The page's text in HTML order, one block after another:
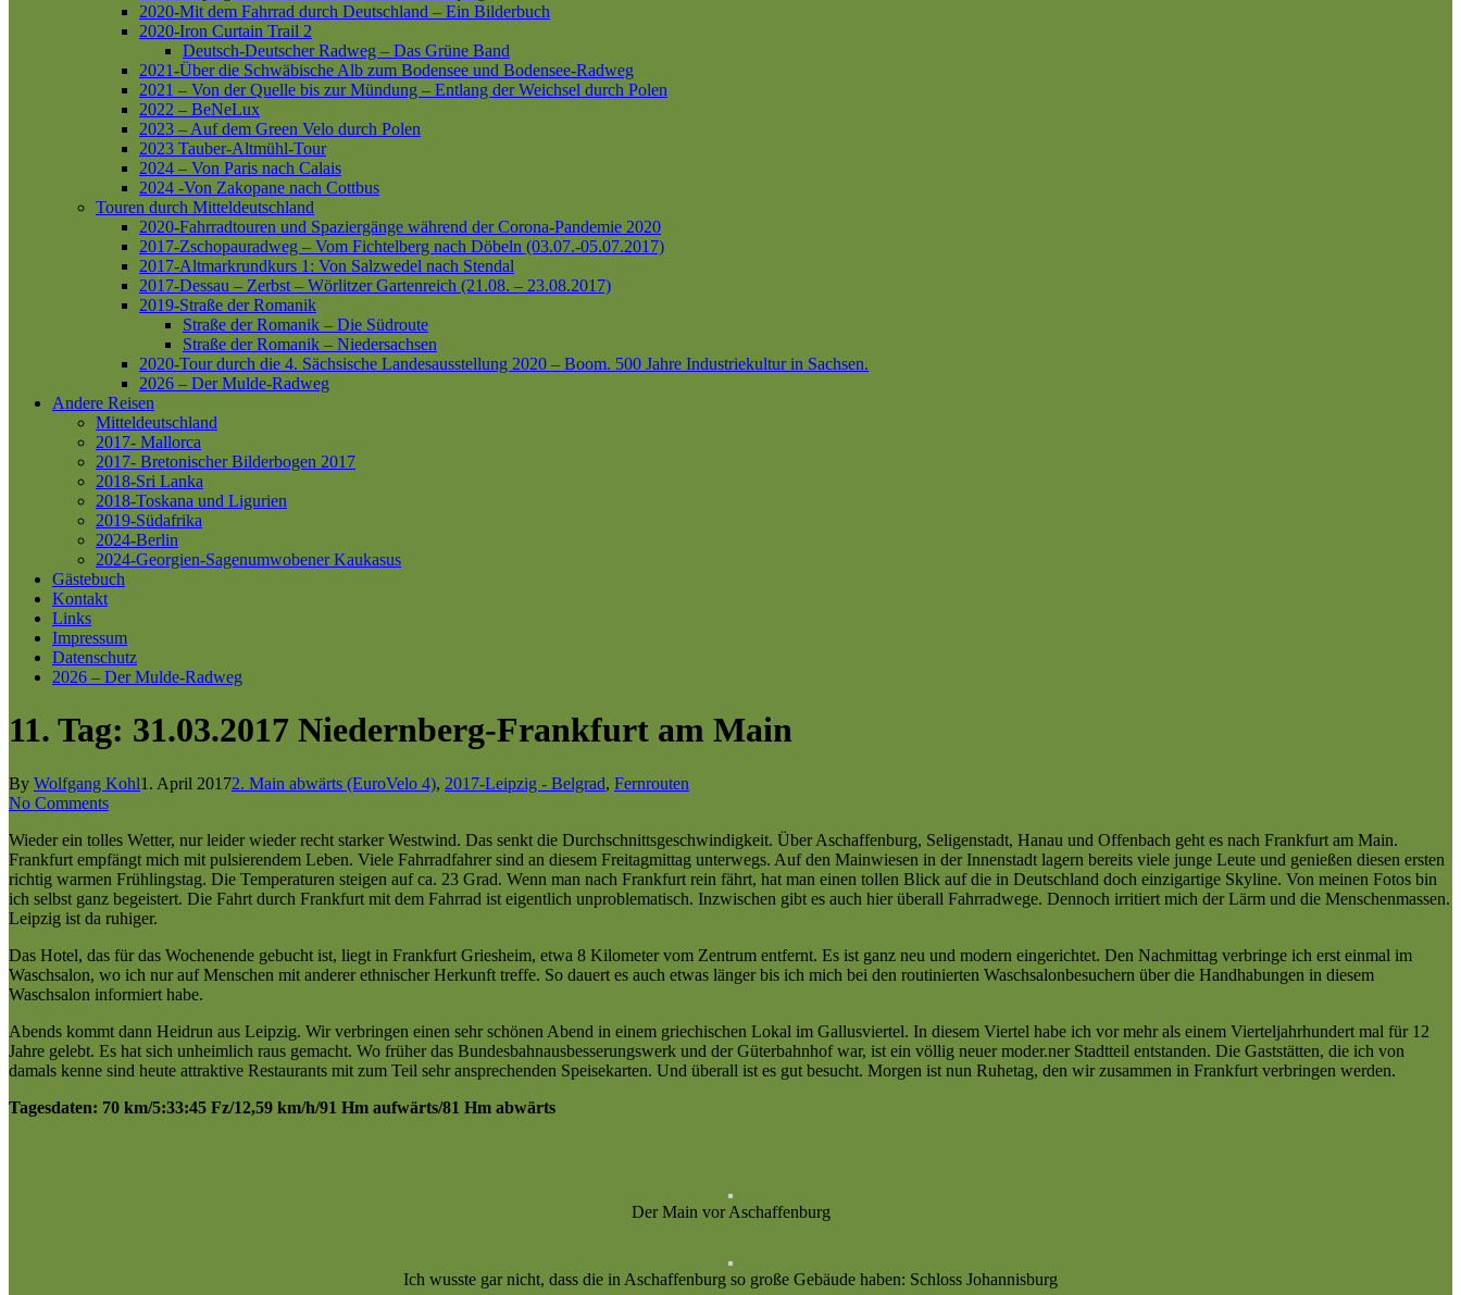
2020-Mit dem Fahrrad durch Deutschland – Ein Bilderbuch
2020-Iron Curtain Trail 2
Deutsch-Deutscher Radweg – Das Grüne Band
2021-Über die Schwäbische Alb zum Bodensee und Bodensee-Radweg
2021 – Von der Quelle bis zur Mündung – Entlang der Weichsel durch Polen
2022 – BeNeLux
2023 – Auf dem Green Velo durch Polen
2023 Tauber-Altmühl-Tour
2024 – Von Paris nach Calais
2024 -Von Zakopane nach Cottbus
Touren durch Mitteldeutschland
2020-Fahrradtouren und Spaziergänge während der Corona-Pandemie 2020
2017-Zschopauradweg – Vom Fichtelberg nach Döbeln (03.07.-05.07.2017)
2017-Altmarkrundkurs 1: Von Salzwedel nach Stendal
2017-Dessau – Zerbst – Wörlitzer Gartenreich (21.08. – 23.08.2017)
2019-Straße der Romanik
Straße der Romanik – Die Südroute
Straße der Romanik – Niedersachsen
2020-Tour durch die 4. Sächsische Landesausstellung 2020 – Boom. 500 Jahre Industriekultur in Sachsen.
2026 – Der Mulde-Radweg
Andere Reisen
Mitteldeutschland
2017- Mallorca
2017- Bretonischer Bilderbogen 2017
2018-Sri Lanka
2018-Toskana und Ligurien
2019-Südafrika
2024-Berlin
2024-Georgien-Sagenumwobener Kaukasus
Gästebuch
Kontakt
Links
Impressum
Datenschutz
2026 – Der Mulde-Radweg
11. Tag: 31.03.2017 Niedernberg-Frankfurt am Main
By Wolfgang Kohl1. April 20172. Main abwärts (EuroVelo 4), 2017-Leipzig - Belgrad, Fernrouten
No Comments
Wieder ein tolles Wetter, nur leider wieder recht starker Westwind. Das senkt die Durchschnittsgeschwindigkeit. Über Aschaffenburg, Seligenstadt, Hanau und Offenbach geht es nach Frankfurt am Main.
Frankfurt empfängt mich mit pulsierendem Leben. Viele Fahrradfahrer sind an diesem Freitagmittag unterwegs. Auf den Mainwiesen in der Innenstadt lagern bereits viele junge Leute und genießen diesen ersten
richtig warmen Frühlingstag. Die Temperaturen steigen auf ca. 23 Grad. Wenn man nach Frankfurt rein fährt, hat man einen tollen Blick auf die in Deutschland doch einzigartige Skyline. Von meinen Fotos bin
ich selbst ganz begeistert. Die Fahrt durch Frankfurt mit dem Fahrrad ist eigentlich unproblematisch. Inzwischen gibt es auch hier überall Fahrradwege. Dennoch irritiert mich der Lärm und die Menschenmassen.
Leipzig ist da ruhiger.
Das Hotel, das für das Wochenende gebucht ist, liegt in Frankfurt Griesheim, etwa 8 Kilometer vom Zentrum entfernt. Es ist ganz neu und modern eingerichtet. Den Nachmittag verbringe ich erst einmal im
Waschsalon, wo ich nur auf Menschen mit anderer ethnischer Herkunft treffe. So dauert es auch etwas länger bis ich mich bei den routinierten Waschsalonbesuchern über die Handhabungen in diesem
Waschsalon informiert habe.
Abends kommt dann Heidrun aus Leipzig. Wir verbringen einen sehr schönen Abend in einem griechischen Lokal im Gallusviertel. In diesem Viertel habe ich vor mehr als einem Vierteljahrhundert mal für 12
Jahre gelebt. Es hat sich unheimlich raus gemacht. Wo früher das Bundesbahnausbesserungswerk und der Güterbahnhof war, ist ein völlig neuer moder.ner Stadtteil entstanden. Die Gaststätten, die ich von
damals kenne sind heute attraktive Restaurants mit zum Teil sehr ansprechenden Speisekarten. Und überall ist es gut besucht. Morgen ist nun Ruhetag, den wir zusammen in Frankfurt verbringen werden.
Tagesdaten: 70 km/5:33:45 Fz/12,59 km/h/91 Hm aufwärts/81 Hm abwärts
Der Main vor Aschaffenburg
Ich wusste gar nicht, dass die in Aschaffenburg so große Gebäude haben: Schloss Johannisburg